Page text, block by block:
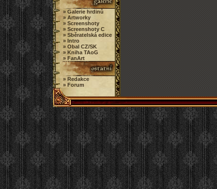
» Galerie hrdinů
» Artworky
» Screenshoty
» Screenshoty C
» Sběratelská edice
» Intro
» Obal CZ/SK
» Kniha TAoG
» FanArt
» Redakce
» Forum